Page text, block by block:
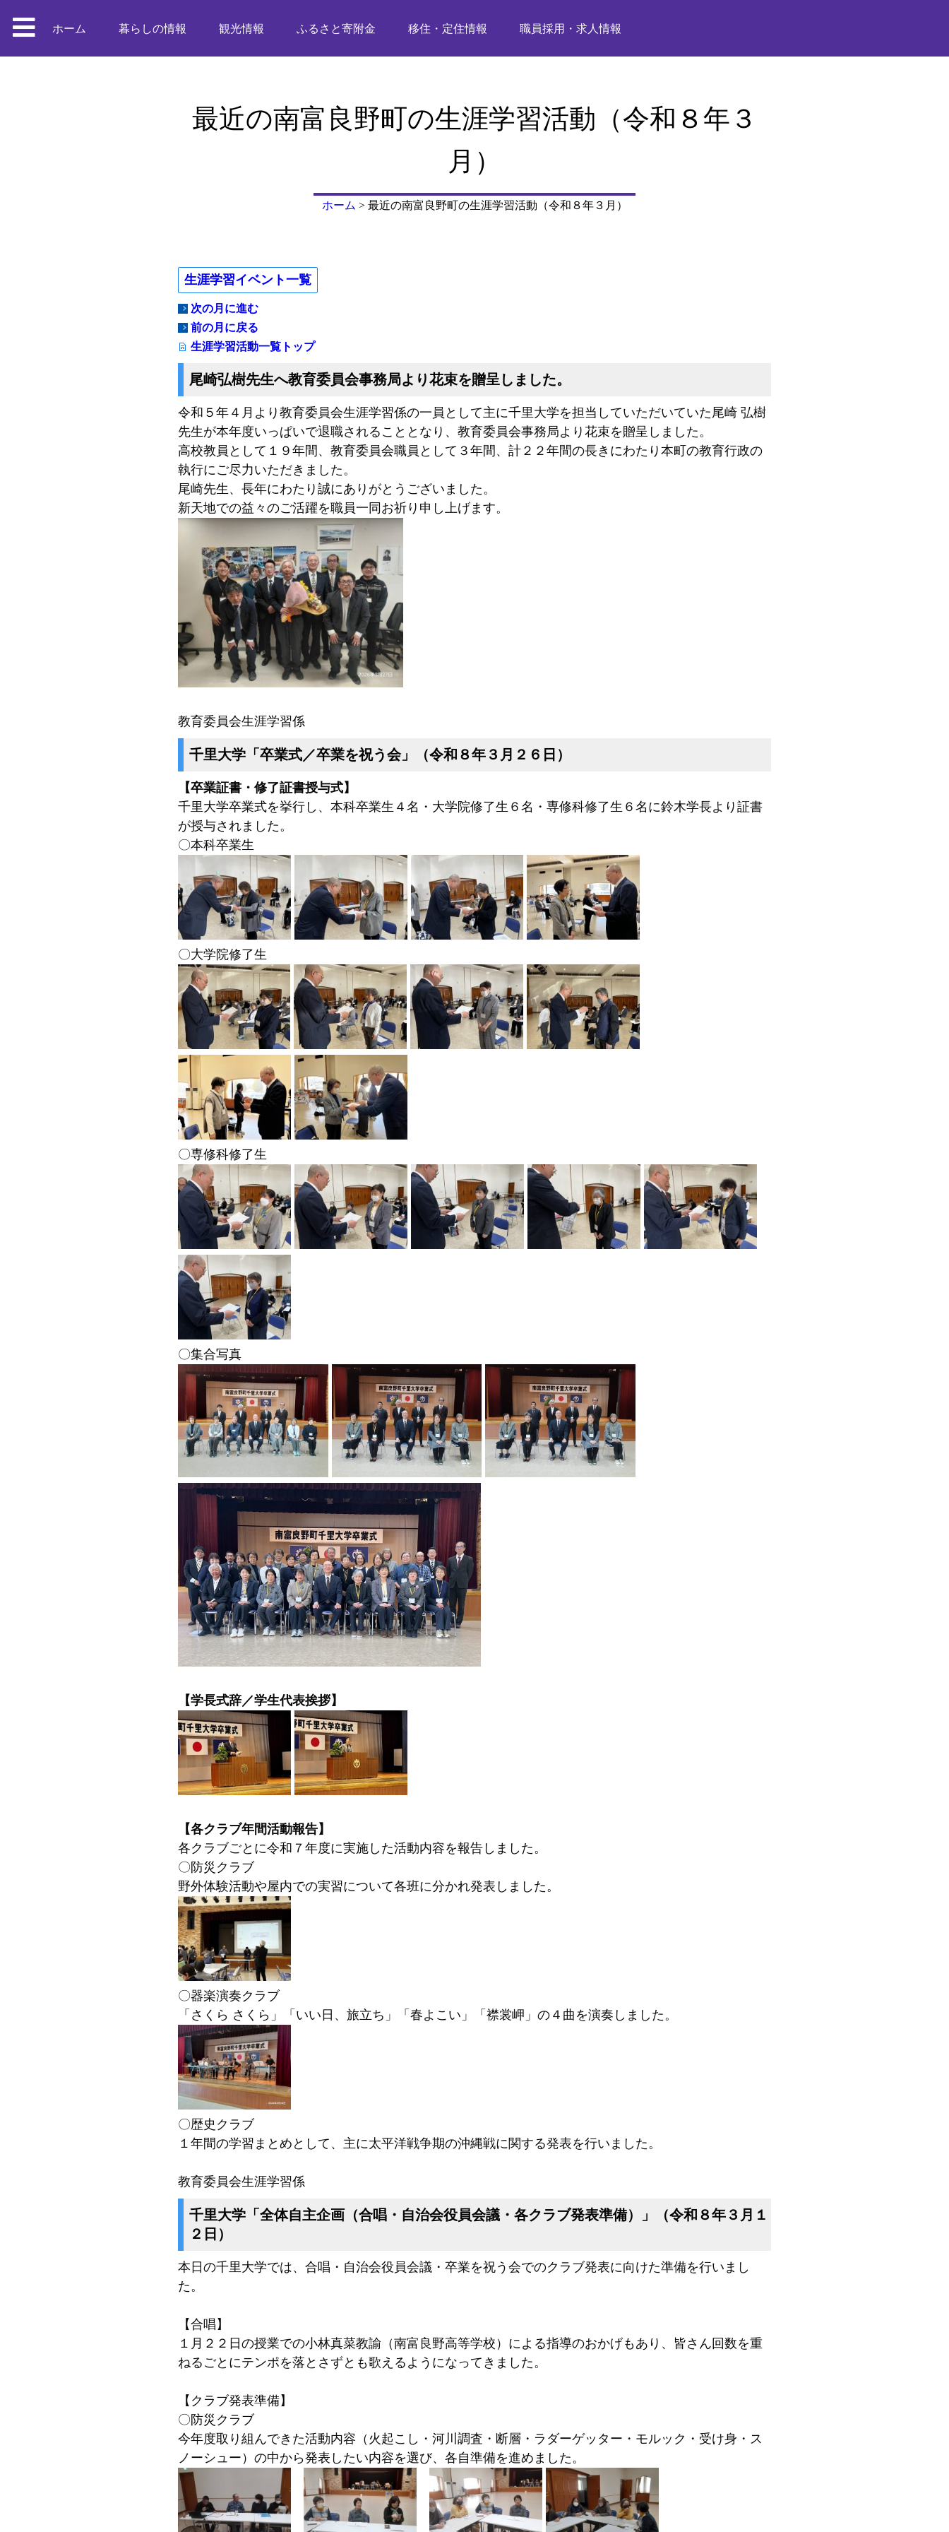
ホーム 暮らしの情報 観光情報 ふるさと寄附金 移住・定住情報 職員採用・求人情報
最近の南富良野町の生涯学習活動（令和８年３
月）
ホーム > 最近の南富良野町の生涯学習活動（令和８年３月）
生涯学習イベント一覧
次の月に進む
前の月に戻る
生涯学習活動一覧トップ
尾崎弘樹先生へ教育委員会事務局より花束を贈呈しました。
令和５年４月より教育委員会生涯学習係の一員として主に千里大学を担当していただいていた尾崎 弘樹
先生が本年度いっぱいで退職されることとなり、教育委員会事務局より花束を贈呈しました。
高校教員として１９年間、教育委員会職員として３年間、計２２年間の長きにわたり本町の教育行政の
執行にご尽力いただきました。
尾崎先生、長年にわたり誠にありがとうございました。
新天地での益々のご活躍を職員一同お祈り申し上げます。
教育委員会生涯学習係
千里大学「卒業式／卒業を祝う会」（令和８年３月２６日）
【卒業証書・修了証書授与式】
千里大学卒業式を挙行し、本科卒業生４名・大学院修了生６名・専修科修了生６名に鈴木学長より証書
が授与されました。
〇本科卒業生
〇大学院修了生
〇専修科修了生
〇集合写真
【学長式辞／学生代表挨拶】
【各クラブ年間活動報告】
各クラブごとに令和７年度に実施した活動内容を報告しました。
〇防災クラブ
野外体験活動や屋内での実習について各班に分かれ発表しました。
〇器楽演奏クラブ
「さくら さくら」「いい日、旅立ち」「春よこい」「襟裳岬」の４曲を演奏しました。
〇歴史クラブ
１年間の学習まとめとして、主に太平洋戦争期の沖縄戦に関する発表を行いました。
教育委員会生涯学習係
千里大学「全体自主企画（合唱・自治会役員会議・各クラブ発表準備）」（令和８年３月１
２日）
本日の千里大学では、合唱・自治会役員会議・卒業を祝う会でのクラブ発表に向けた準備を行いまし
た。
【合唱】
１月２２日の授業での小林真菜教諭（南富良野高等学校）による指導のおかげもあり、皆さん回数を重
ねるごとにテンポを落とさずとも歌えるようになってきました。
【クラブ発表準備】
〇防災クラブ
今年度取り組んできた活動内容（火起こし・河川調査・断層・ラダーゲッター・モルック・受け身・ス
ノーシュー）の中から発表したい内容を選び、各自準備を進めました。